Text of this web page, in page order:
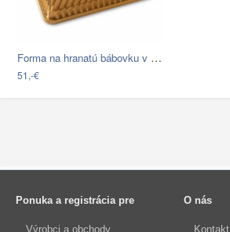
Forma na hranatú bábovku v zlatej farbe…
51,-€
Ponuka a registrácia pre
Výrobci a obchody
O nás
Kontakt